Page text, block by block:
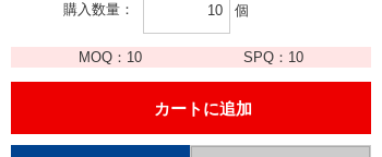
購入数量 個
MOQ： 10 SPQ： 10